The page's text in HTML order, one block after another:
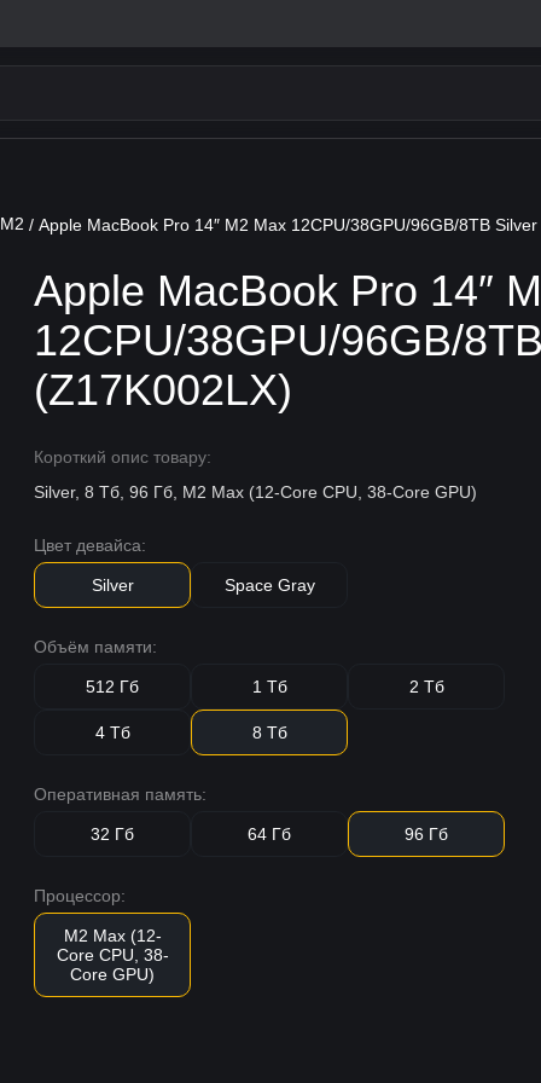
/ Apple MacBook Pro 14″ M2 Max 12CPU/38GPU/96GB/8TB
Apple MacBook Pro 14″
12CPU/38GPU/96GB/
(Z17K002LX)
Короткий опис товару:
Silver, 8 Тб, 96 Гб, M2 Max (12-Core CPU, 38-Core GPU)
Цвет девайса:
Silver Space Gray
Объём памяти:
512 Гб 1 Тб 2 Тб
4 Тб 8 Тб
Оперативная память:
32 Гб 64 Гб 96 Гб
Процессор:
M2 Max (12-
Core CPU, 38-
Core GPU)